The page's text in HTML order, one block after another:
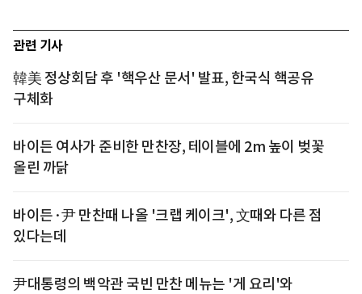
관련 기사
韓美 정상회담 후 '핵우산 문서' 발표, 한국식 핵공유
구체화
바이든 여사가 준비한 만찬장, 테이블에 2m 높이 벚꽃
올린 까닭
바이든·尹 만찬때 나올 '크랩 케이크', 文때와 다른 점
있다는데
尹대통령의 백악관 국빈 만찬 메뉴는 '게 요리'와